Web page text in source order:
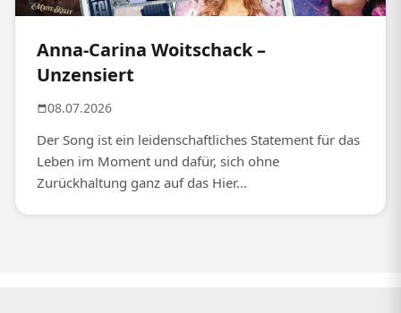
Anna-Carina Woitschack –
Unzensiert
08.07.2026
Der Song ist ein leidenschaftliches Statement für das
Leben im Moment und dafür, sich ohne
Zurückhaltung ganz auf das Hier...